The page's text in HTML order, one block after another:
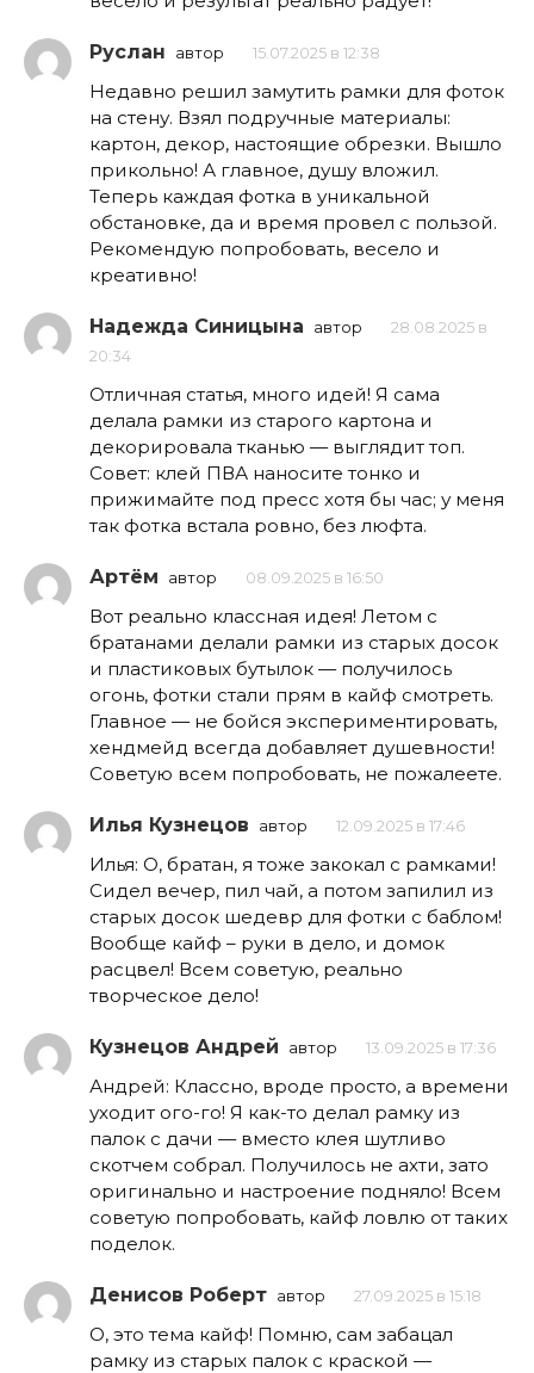
Руслан автор 15.07.2025 в 12:38
Недавно решил замутить рамки для фоток
на стену. Взял подручные материалы:
картон, декор, настоящие обрезки. Вышло
прикольно! А главное, душу вложил.
Теперь каждая фотка в уникальной
обстановке, да и время провел с пользой.
Рекомендую попробовать, весело и
креативно!
Надежда Синицына автор
28.08.2025 в
20:34
Отличная статья, много идей! Я сама
делала рамки из старого картона и
декорировала тканью — выглядит топ.
Совет: клей ПВА наносите тонко и
прижимайте под пресс хотя бы час; у меня
так фотка встала ровно, без люфта.
Артём автор 08.09.2025 в 16:50
Вот реально классная идея! Летом с
братанами делали рамки из старых досок
и пластиковых бутылок — получилось
огонь, фотки стали прям в кайф смотреть.
Главное — не бойся экспериментировать,
хендмейд всегда добавляет душевности!
Советую всем попробовать, не пожалеете.
Илья Кузнецов автор 12.09.2025 в 17:46
Илья: О, братан, я тоже закокал с рамками!
Сидел вечер, пил чай, а потом запилил из
старых досок шедевр для фотки с баблом!
Вообще кайф – руки в дело, и домок
расцвел! Всем советую, реально
творческое дело!
Кузнецов Андрей автор 13.09.2025 в 17:36
Андрей: Классно, вроде просто, а времени
уходит ого-го! Я как-то делал рамку из
палок с дачи — вместо клея шутливо
скотчем собрал. Получилось не ахти, зато
оригинально и настроение подняло! Всем
советую попробовать, кайф ловлю от таких
поделок.
Денисов Роберт автор 27.09.2025 в 15:18
О, это тема кайф! Помню, сам забацал
рамку из старых палок с краской —